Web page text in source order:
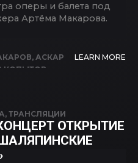
оперы и балета под
Артёма Макарова.
, АСКАР
КОПЫТОВ
LEARN MORE
, ТРАНСЛЯЦИИ
ОТКРЫТИЕ